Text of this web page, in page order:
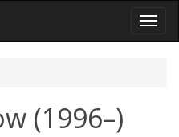
Toggle
(1996–)